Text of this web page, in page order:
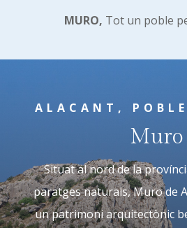
MURO, Tot un poble
ALACANT,
Muro
Situat al nord de la
paratges naturals, Muro de
un patrimoni arquitectònic